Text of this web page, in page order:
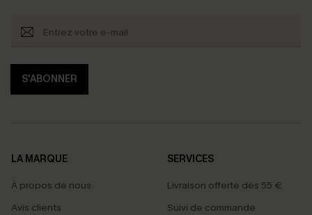
S'ABONNER
LA MARQUE
À propos de nous
Avis clients
SERVICES
Livraison offerte dès 55 €
Suivi de commande